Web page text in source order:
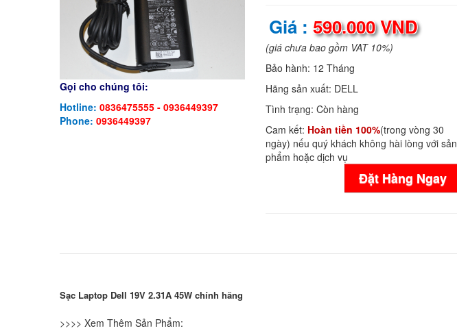
Gọi cho chúng tôi:
Hotline: 0836475555 - 0936449397
Phone: 0936449397
Giá : 590.000 VND
(giá chưa bao gồm VAT 10%)
Bảo hành: 12 Tháng
Hãng sản xuất: DELL
Tình trạng: Còn hàng
Cam kết: Hoàn tiền 100%(trong vòng 30
ngày) nếu quý khách không hài lòng với sản
phẩm hoặc dịch vụ
Đặt Hàng Ngay
Sạc Laptop Dell 19V 2.31A 45W chính hãng
>>>> Xem Thêm Sản Phẩm: